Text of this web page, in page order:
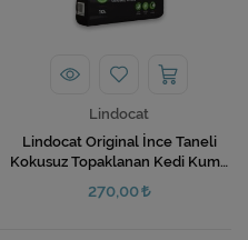
Lindocat
Lindocat Original İnce Taneli
Kokusuz Topaklanan Kedi Kumu
270,00